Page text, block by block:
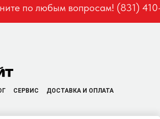
по любым вопросам! (831)
СЕРВИС
ДОСТАВКА И ОПЛАТА